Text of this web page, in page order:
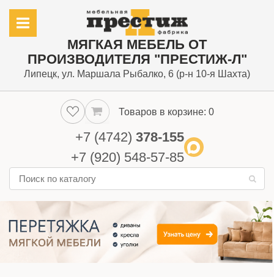
МЯГКАЯ МЕБЕЛЬ ОТ
ПРОИЗВОДИТЕЛЯ "ПРЕСТИЖ-Л"
Липецк, ул. Маршала Рыбалко, 6 (р-н 10-я Шахта)
Товаров в корзине: 0
+7 (4742) 378-155
+7 (920) 548-57-85